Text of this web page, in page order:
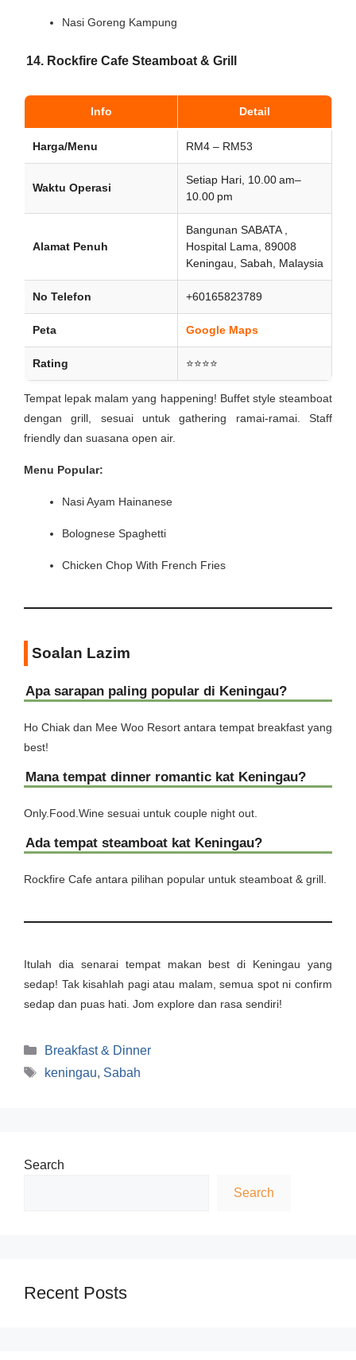
Nasi Goreng Kampung
14. Rockfire Cafe Steamboat & Grill
Info Detail
Harga/Menu RM4 – RM53
Waktu Operasi
Setiap Hari, 10.00 am–
10.00 pm
Alamat Penuh
Bangunan SABATA ,
Hospital Lama, 89008
Keningau, Sabah, Malaysia
No Telefon +60165823789
Peta Google Maps
Rating ⭐⭐⭐⭐
Tempat lepak malam yang happening! Buffet style steamboat
dengan grill, sesuai untuk gathering ramai-ramai. Staff
friendly dan suasana open air.
Menu Popular:
Nasi Ayam Hainanese
Bolognese Spaghetti
Chicken Chop With French Fries
Soalan Lazim
Apa sarapan paling popular di Keningau?
Ho Chiak dan Mee Woo Resort antara tempat breakfast yang
best!
Mana tempat dinner romantic kat Keningau?
Only.Food.Wine sesuai untuk couple night out.
Ada tempat steamboat kat Keningau?
Rockfire Cafe antara pilihan popular untuk steamboat & grill.
Itulah dia senarai tempat makan best di Keningau yang
sedap! Tak kisahlah pagi atau malam, semua spot ni confirm
sedap dan puas hati. Jom explore dan rasa sendiri!
Categories
Breakfast & Dinner
Tags
keningau, Sabah
Search
Search
Recent Posts